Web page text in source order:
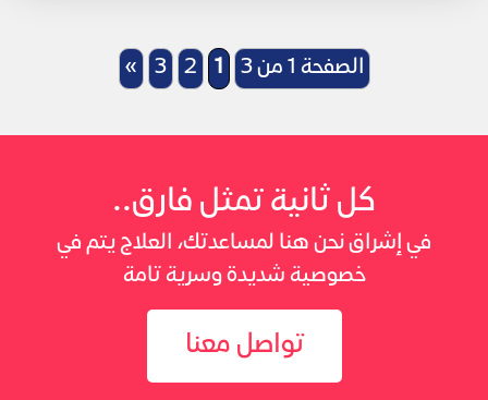
الصفحة 1 من 3 1
2
3
»
كل ثانية تمثل فارق..
في إشراق نحن هنا لمساعدتك، العلاج يتم في
خصوصية شديدة وسرية تامة
تواصل معنا